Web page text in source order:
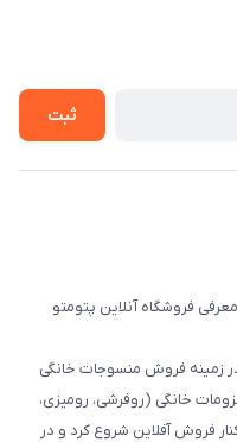
ثبت
فروشگاه آنلاین پتومتو
پتومتو فعالیت خود را از سال 1393در زمینه فروش منسوجات خانگی
خانگی (روفرشی، رومیزی،
فروش آفلاین شروع کرد و در